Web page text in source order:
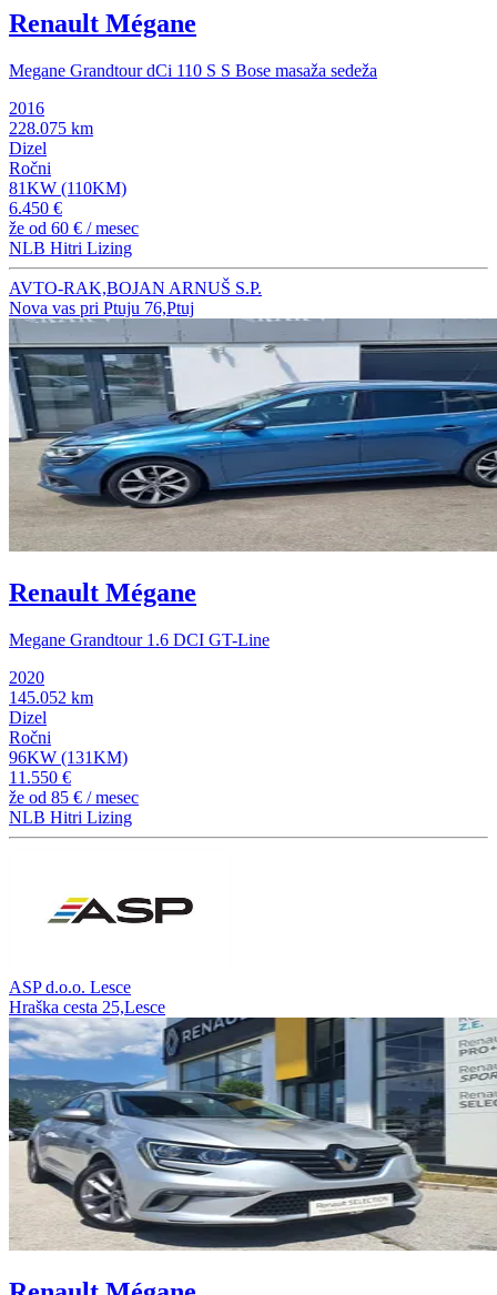
Renault Mégane
Megane Grandtour dCi 110 S S Bose masaža sedeža
2016
228.075 km
Dizel
Ročni
81KW (110KM)
6.450 €
že od 60 € / mesec
NLB Hitri Lizing
AVTO-RAK,BOJAN ARNUŠ S.P.
Nova vas pri Ptuju 76,Ptuj
Renault Mégane
Megane Grandtour 1.6 DCI GT-Line
2020
145.052 km
Dizel
Ročni
96KW (131KM)
11.550 €
že od 85 € / mesec
NLB Hitri Lizing
ASP d.o.o. Lesce
Hraška cesta 25,Lesce